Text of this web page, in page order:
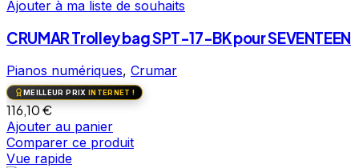
Ajouter à ma liste de souhaits
CRUMAR Trolley bag SPT-17-BK pour SEVENTEEN
Pianos numériques, Crumar
MEILLEUR PRIX INTERNET !
116,10€
Ajouter au panier
Comparer ce produit
Vue rapide